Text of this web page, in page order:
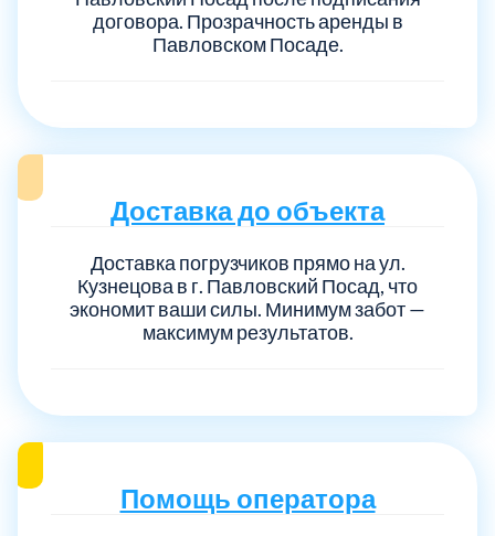
договора. Прозрачность аренды в
Павловском Посаде.
Доставка до объекта
Доставка погрузчиков прямо на ул.
Кузнецова в г. Павловский Посад, что
экономит ваши силы. Минимум забот —
максимум результатов.
Помощь оператора
Выберите город: